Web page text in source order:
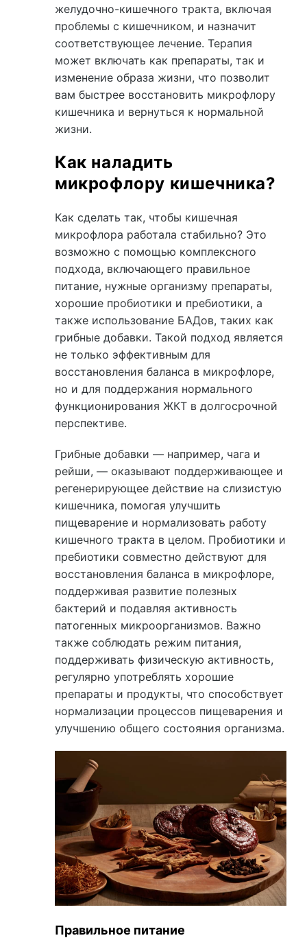
желудочно-кишечного тракта, включая
проблемы с кишечником, и назначит
соответствующее лечение. Терапия
может включать как препараты, так и
изменение образа жизни, что позволит
вам быстрее восстановить микрофлору
кишечника и вернуться к нормальной
жизни.
Как наладить
микрофлору кишечника?
Как сделать так, чтобы кишечная
микрофлора работала стабильно? Это
возможно с помощью комплексного
подхода, включающего правильное
питание, нужные организму препараты,
хорошие пробиотики и пребиотики, а
также использование БАДов, таких как
грибные добавки. Такой подход является
не только эффективным для
восстановления баланса в микрофлоре,
но и для поддержания нормального
функционирования ЖКТ в долгосрочной
перспективе.
Грибные добавки — например, чага и
рейши, — оказывают поддерживающее и
регенерирующее действие на слизистую
кишечника, помогая улучшить
пищеварение и нормализовать работу
кишечного тракта в целом. Пробиотики и
пребиотики совместно действуют для
восстановления баланса в микрофлоре,
поддерживая развитие полезных
бактерий и подавляя активность
патогенных микроорганизмов. Важно
также соблюдать режим питания,
поддерживать физическую активность,
регулярно употреблять хорошие
препараты и продукты, что способствует
нормализации процессов пищеварения и
улучшению общего состояния организма.
Правильное питание